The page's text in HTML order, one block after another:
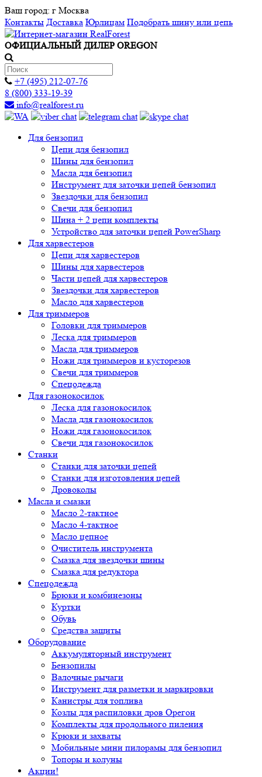
Ваш город: г Москва
Контакты Доставка Юрлицам Подобрать шину или цепь
ОФИЦИАЛЬНЫЙ ДИЛЕР OREGON
+7 (495) 212-07-76
8 (800) 333-19-39
info@realforest.ru
Для бензопил
Цепи для бензопил
Шины для бензопил
Масла для бензопил
Инструмент для заточки цепей бензопил
Звездочки для бензопил
Свечи для бензопил
Шина + 2 цепи комплекты
Устройство для заточки цепей PowerSharp
Для харвестеров
Цепи для харвестеров
Шины для харвестеров
Части цепей для харвестеров
Звездочки для харвестеров
Масло для харвестеров
Для триммеров
Головки для триммеров
Леска для триммеров
Масла для триммеров
Ножи для триммеров и кусторезов
Свечи для триммеров
Спецодежда
Для газонокосилок
Леска для газонокосилок
Масла для газонокосилок
Ножи для газонокосилок
Свечи для газонокосилок
Станки
Cтанки для заточки цепей
Станки для изготовления цепей
Дровоколы
Масла и смазки
Масло 2-тактное
Масло 4-тактное
Масло цепное
Очиститель инструмента
Смазка для звездочки шины
Смазка для редуктора
Спецодежда
Брюки и комбинезоны
Куртки
Обувь
Средства защиты
Оборудование
Аккумуляторный инструмент
Бензопилы
Валочные рычаги
Инструмент для разметки и маркировки
Канистры для топлива
Козлы для распиловки дров Орегон
Комплекты для продольного пиления
Крюки и захваты
Мобильные мини пилорамы для бензопил
Топоры и колуны
Акции!